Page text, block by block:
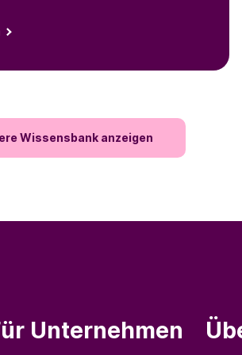
Wissensbank anzeigen
Unternehmen